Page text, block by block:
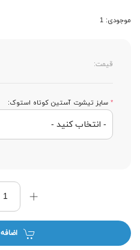
موجودی: 1
قیمت:
* سایز تیشرت آستین کوتاه استوک: